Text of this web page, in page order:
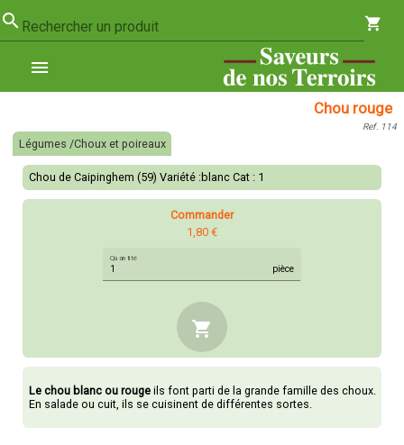
search Rechercher un produit shopping_cart
menu
Chou rouge
Ref. 114
Légumes /Choux et poireaux
Chou de Caipinghem (59) Variété :blanc Cat : 1
Commander
1,80 €
Quantité
pièce
shopping_cart
Le chou blanc ou rouge ils font parti de la grande famille des choux.
En salade ou cuit, ils se cuisinent de différentes sortes.